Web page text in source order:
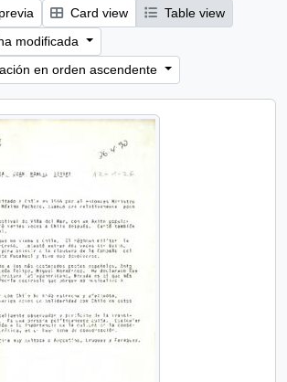
Card view
Table view
modificada
en orden ascendente